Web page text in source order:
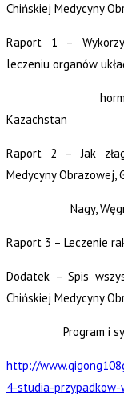
Chińskiej Medycyny
Raport 1 –
leczeniu organów
Kazachstan
Raport 2 – Jak
Medycyny Obrazowej,
Nagy,
Raport 3 – Leczenie
Dodatek – Spis
Chińskiej Medycyny
Program i
http://
4-studia-